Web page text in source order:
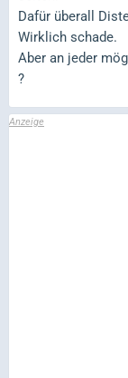
Dafür überall
Wirklich schade.
Aber an jeder
?